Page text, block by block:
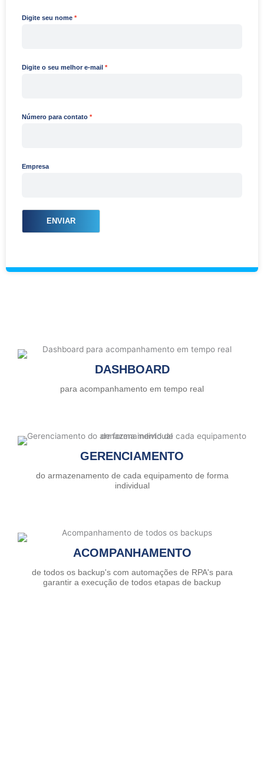
Digite seu nome
Digite o seu melhor e-mail
Número para contato
Empresa
ENVIAR
DASHBOARD
para acompanhamento em tempo real
GERENCIAMENTO
do armazenamento de cada equipamento de forma
individual
ACOMPANHAMENTO
de todos os backup's com automações de RPA's para
garantir a execução de todos etapas de backup